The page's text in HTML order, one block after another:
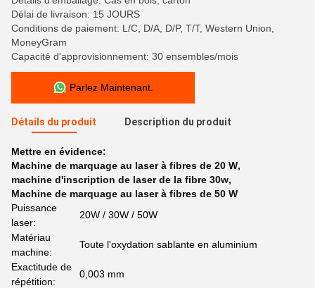
Délai de livraison: 15 JOURS
Conditions de paiement: L/C, D/A, D/P, T/T, Western Union,
MoneyGram
Capacité d'approvisionnement: 30 ensembles/mois
Parlez Maintenant.
Détails du produit Description du produit
Mettre en évidence:
Machine de marquage au laser à fibres de 20 W,
machine d'inscription de laser de la fibre 30w,
Machine de marquage au laser à fibres de 50 W
Puissance
laser:
20W / 30W / 50W
Matériau
machine:
Toute l'oxydation sablante en aluminium
Exactitude de
répétition:
0,003 mm